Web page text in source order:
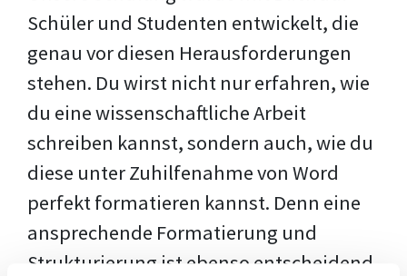
Schüler und Studenten entwickelt, die
genau vor diesen Herausforderungen
stehen. Du wirst nicht nur erfahren, wie
du eine wissenschaftliche Arbeit
schreiben kannst, sondern auch, wie du
diese unter Zuhilfenahme von Word
perfekt formatieren kannst. Denn eine
ansprechende Formatierung und
Strukturierung ist ebenso entscheidend